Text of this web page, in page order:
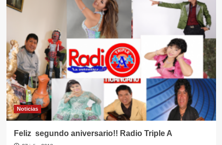
Perú
lo
quiere
Noticias
Feliz segundo aniversario!! Radio Triple A